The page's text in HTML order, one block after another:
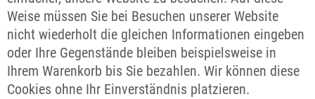
Weise müssen Sie bei Besuchen unserer Website
nicht wiederholt die gleichen Informationen eingeben
oder Ihre Gegenstände bleiben beispielsweise in
Ihrem Warenkorb bis Sie bezahlen. Wir können diese
Cookies ohne Ihr Einverständnis platzieren.